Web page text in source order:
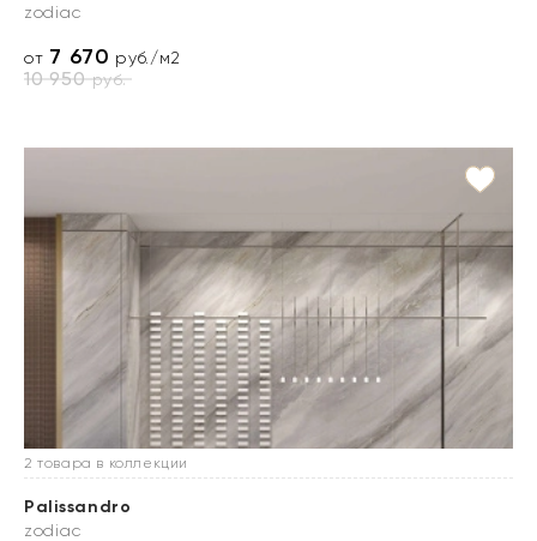
zodiac
от 7 670 руб./м2
10 950руб.
2 товара в коллекции
Palissandro
zodiac